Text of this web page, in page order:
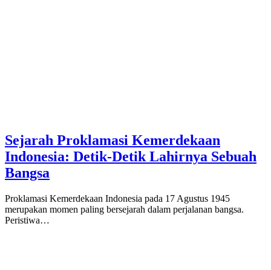
Sejarah Proklamasi Kemerdekaan
Indonesia: Detik-Detik Lahirnya Sebuah
Bangsa
Proklamasi Kemerdekaan Indonesia pada 17 Agustus 1945
merupakan momen paling bersejarah dalam perjalanan bangsa.
Peristiwa…